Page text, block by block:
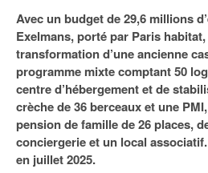
Services urbains
Attractivité
Innovation
Transport
Marchés publics
77
78
91
92
Nominations
Portraits
Agenda
Les Assises du Grand Paris
Éditions précédentes
Le podcast
Ecouter les épisodes
Lire les résumés
Avec un budget de 29,6 millions
Exelmans, porté par Paris
transformation d’une ancienne
programme mixte comptant 50
centre d’hébergement et de
crèche de 36 berceaux et une
pension de famille de 26 places,
conciergerie et un local
en juillet 2025.